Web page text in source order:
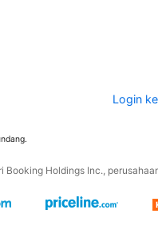
Login
Booking Holdings Inc.,